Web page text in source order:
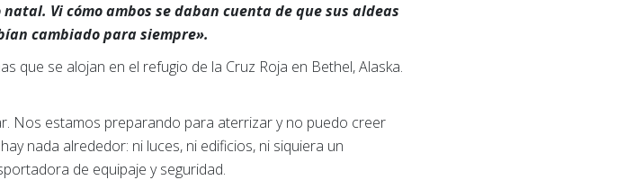
Vi cómo ambos se daban cuenta de que sus aldeas
cambiado para siempre».
que se alojan en el refugio de la Cruz Roja en Bethel, Alaska.
Nos estamos preparando para aterrizar y no puedo creer
nada alrededor: ni luces, ni edificios, ni siquiera un
de equipaje y seguridad.